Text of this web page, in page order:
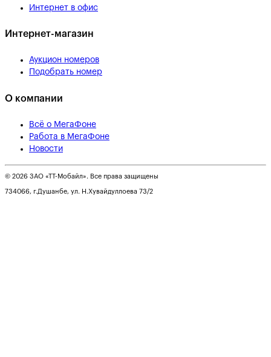
Интернет в офис
Интернет-магазин
Аукцион номеров
Подобрать номер
О компании
Всё о МегаФоне
Работа в МегаФоне
Новости
© 2026 ЗАО «ТТ-Мобайл». Все права защищены
734066, г.Душанбе, ул. Н.Хувайдуллоева 73/2